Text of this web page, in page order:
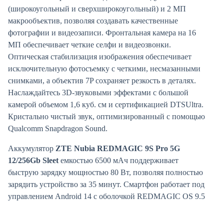
(широкоугольный и сверхширокоугольный) и 2 МП
макрообъектив, позволяя создавать качественные
фотографии и видеозаписи. Фронтальная камера на 16
МП обеспечивает четкие селфи и видеозвонки.
Оптическая стабилизация изображения обеспечивает
исключительную фотосъемку с четкими, несмазанными
снимками, а объектив 7P сохраняет резкость в деталях.
Наслаждайтесь 3D-звуковыми эффектами с большой
камерой объемом 1,6 куб. см и сертификацией DTSUltra.
Кристально чистый звук, оптимизированный с помощью
Qualcomm Snapdragon Sound.
Аккумулятор ZTE Nubia REDMAGIC 9S Pro 5G
12/256Gb Sleet емкостью 6500 мАч поддерживает
быструю зарядку мощностью 80 Вт, позволяя полностью
зарядить устройство за 35 минут. Смартфон работает под
управлением Android 14 с оболочкой REDMAGIC OS 9.5